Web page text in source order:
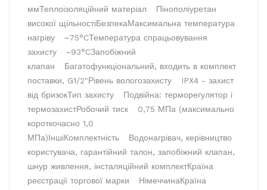
ммТеплоізоляційний матеріал
Пінополіуретан
високої щільностіБезпекаМаксимальна температура
нагріву
~75°CТемпература спрацьовування
захисту
~93°CЗапобіжний
клапан
Багатофункціональний, входить в комплект
поставки, G1/2"Рівень вологозахисту
IPX4 - захист
від бризокТип захисту
Подвійна: терморегулятор і
термозахистРобочий тиск
0,75 МПа (максимально
короткочасно 1,0
МПа)ІншіКомплектність
Водонагрівач, керівництво
користувача, гарантійний талон, запобіжний клапан,
шнур живлення, інсталяційний комплектКраїна
реєстрації торгової марки
НімеччинаКраїна